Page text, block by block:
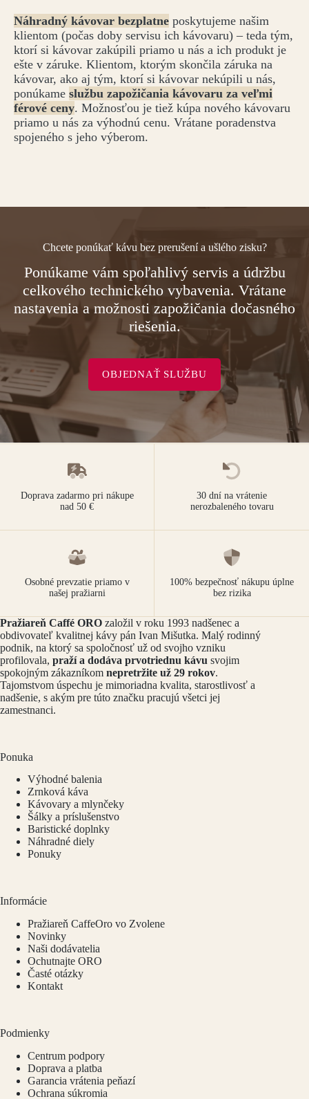
Náhradný kávovar bezplatne poskytujeme našim
klientom (počas doby servisu ich kávovaru) – teda tým,
ktorí si kávovar zakúpili priamo u nás a ich produkt je
ešte v záruke. Klientom, ktorým skončila záruka na
kávovar, ako aj tým, ktorí si kávovar nekúpili u nás,
ponúkame službu zapožičania kávovaru za veľmi
férové ceny. Možnosťou je tiež kúpa nového kávovaru
priamo u nás za výhodnú cenu. Vrátane poradenstva
spojeného s jeho výberom.
Chcete ponúkať kávu bez prerušení a ušlého zisku?
Ponúkame vám spoľahlivý servis a údržbu
celkového technického vybavenia. Vrátane
nastavenia a možnosti zapožičania dočasného
riešenia.
OBJEDNAŤ SLUŽBU
Doprava zadarmo pri nákupe
nad 50 €
30 dní na vrátenie
nerozbaleného tovaru
Osobné prevzatie priamo v
našej pražiarni
100% bezpečnosť nákupu úplne
bez rizika
Pražiareň Caffé ORO založil v roku 1993 nadšenec a
obdivovateľ kvalitnej kávy pán Ivan Mišutka. Malý rodinný
podnik, na ktorý sa spoločnosť už od svojho vzniku
profilovala, praží a dodáva prvotriednu kávu svojim
spokojným zákazníkom nepretržite už 29 rokov.
Tajomstvom úspechu je mimoriadna kvalita, starostlivosť a
nadšenie, s akým pre túto značku pracujú všetci jej
zamestnanci.
Ponuka
Výhodné balenia
Zrnková káva
Kávovary a mlynčeky
Šálky a príslušenstvo
Baristické doplnky
Náhradné diely
Ponuky
Informácie
Pražiareň CaffeOro vo Zvolene
Novinky
Naši dodávatelia
Ochutnajte ORO
Časté otázky
Kontakt
Podmienky
Centrum podpory
Doprava a platba
Garancia vrátenia peňazí
Ochrana súkromia